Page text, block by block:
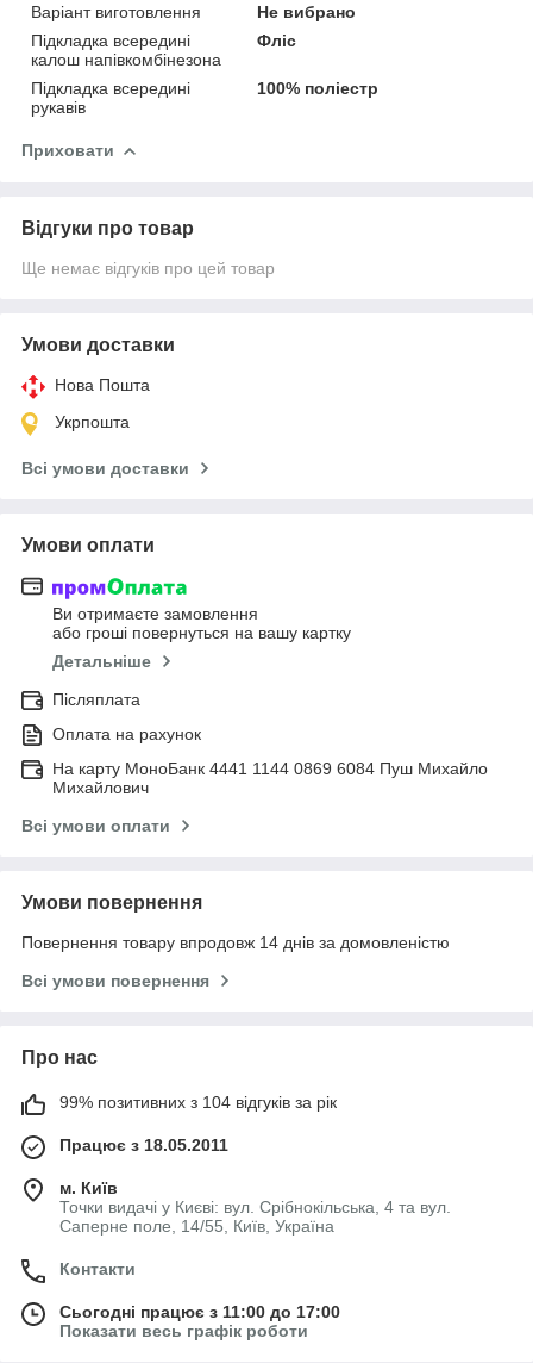
Варіант виготовлення
Не вибрано
Підкладка всередині
калош напівкомбінезона
Фліс
Підкладка всередині
рукавів
100% поліестр
Приховати
Відгуки про товар
Ще немає відгуків про цей товар
Умови доставки
Нова Пошта
Укрпошта
Всі умови доставки
Умови оплати
Ви отримаєте замовлення
або гроші повернуться на вашу картку
Детальніше
Післяплата
Оплата на рахунок
На карту МоноБанк 4441 1144 0869 6084 Пуш Михайло
Михайлович
Всі умови оплати
Умови повернення
Повернення товару впродовж 14 днів за домовленістю
Всі умови повернення
Про нас
99% позитивних з 104 відгуків за рік
Працює з 18.05.2011
м. Київ
Точки видачі у Києві: вул. Срібнокільська, 4 та вул.
Саперне поле, 14/55, Київ, Україна
Контакти
Сьогодні працює з 11:00 до 17:00
Показати весь графік роботи